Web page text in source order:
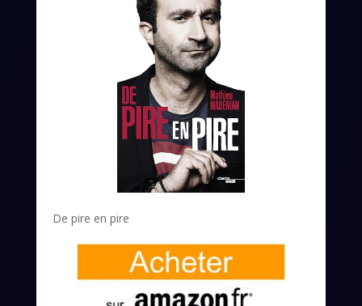
De pire en pire